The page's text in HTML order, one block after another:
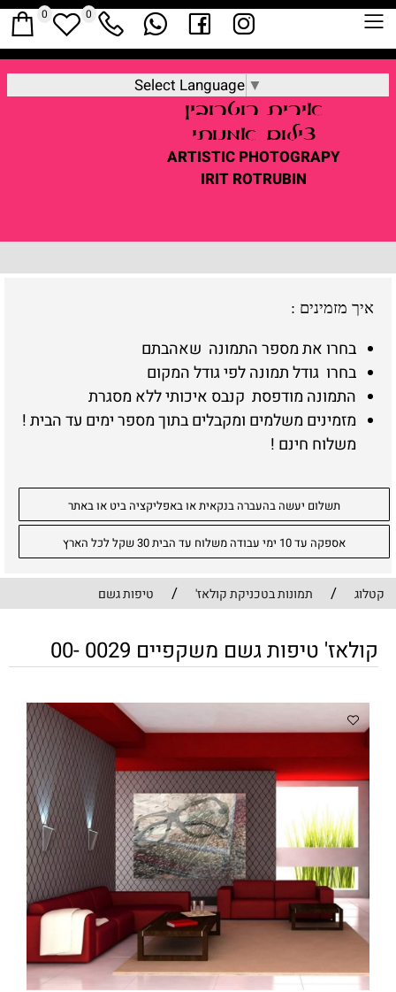
Select Language ▼
אירית רוטרובין
צילום אמנותי
ARTISTIC PHOTOGRAPY
IRIT ROTRUBIN
0 0
איך מזמינים :
בחרו את מספר התמונה שאהבתם
בחרו גודל תמונה לפי גודל המקום
התמונה מודפסת קנבס איכותי ללא מסגרת
מזמינים משלמים ומקבלים בתוך מספר ימים עד הבית !
משלוח חינם !
תשלום יעשה בהעברה בנקאית או באפליקציה ביט או באתר
אספקה עד 10 ימי עבודה משלוח עד הבית 30 שקל לכל הארץ
קטלוג / תמונות בטכניקת קולאז' / טיפות גשם
קולאז' טיפות גשם משקפיים 0029 -00